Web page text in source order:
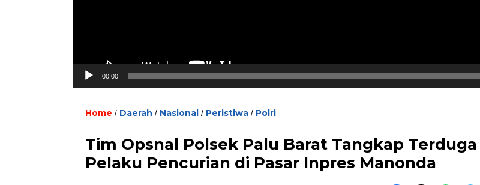
00:00
Home / Daerah / Nasional / Peristiwa / Polri
Tim Opsnal Polsek Palu Barat Tangkap Terduga
Pelaku Pencurian di Pasar Inpres Manonda